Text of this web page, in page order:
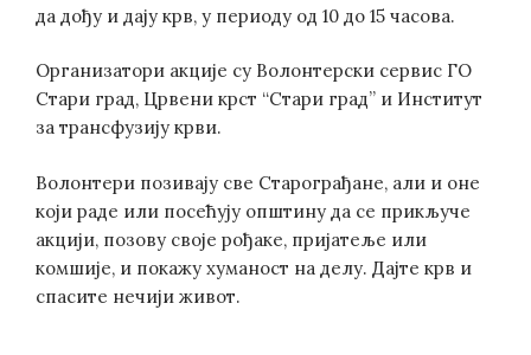
да дођу и дају крв, у периоду од 10 до 15 часова.
Организатори акције су Волонтерски сервис ГО
Стари град, Црвени крст “Стари град” и Институт
за трансфузију крви.
Волонтери позивају све Старограђане, али и оне
који раде или посећују општину да се прикључе
акцији, позову своје рођаке, пријатеље или
комшије, и покажу хуманост на делу. Дајте крв и
спасите нечији живот.